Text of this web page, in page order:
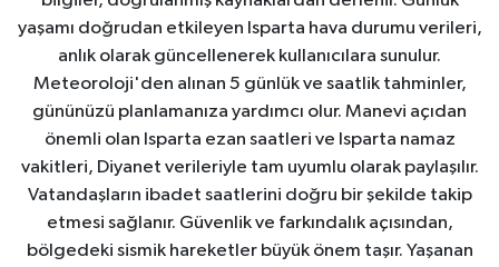
yaşamı doğrudan etkileyen Isparta hava durumu verileri,
anlık olarak güncellenerek kullanıcılara sunulur.
Meteoroloji'den alınan 5 günlük ve saatlik tahminler,
gününüzü planlamanıza yardımcı olur. Manevi açıdan
önemli olan Isparta ezan saatleri ve Isparta namaz
vakitleri, Diyanet verileriyle tam uyumlu olarak paylaşılır.
Vatandaşların ibadet saatlerini doğru bir şekilde takip
etmesi sağlanır. Güvenlik ve farkındalık açısından,
bölgedeki sismik hareketler büyük önem taşır. Yaşanan